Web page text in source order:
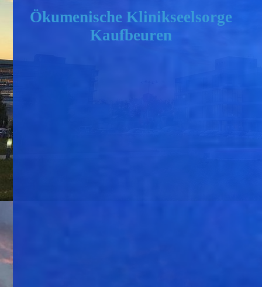
Ökumenische Klinikseelsorge
Kaufbeuren